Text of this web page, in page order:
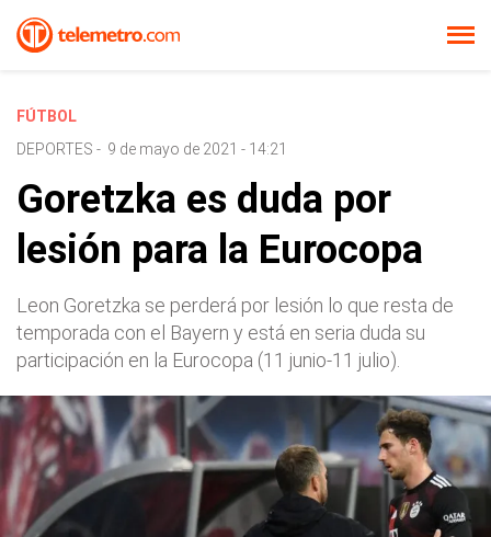
FÚTBOL
DEPORTES - 9 de mayo de 2021 - 14:21
Goretzka es duda por
lesión para la Eurocopa
Leon Goretzka se perderá por lesión lo que resta de
temporada con el Bayern y está en seria duda su
participación en la Eurocopa (11 junio-11 julio).